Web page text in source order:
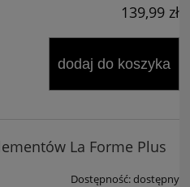
139,99 zł
dodaj do koszyka
La Forme Plus
Dostępność:dostępny